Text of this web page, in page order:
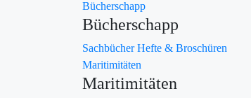
Bücherschapp
Bücherschapp
SachbücherHefte & Broschüren
Maritimitäten
Maritimitäten